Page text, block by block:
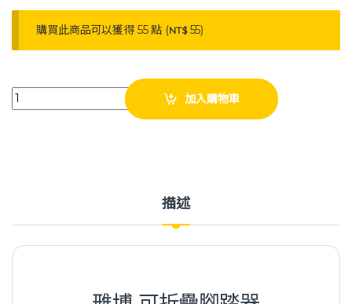
o
o
n
k
購買此商品可以獲得 55 點 (NT$55)
雃博 可折疊腳踏器 手腳踏器 運動復健腳踏器 銀色 quantity
加入購物車
描述